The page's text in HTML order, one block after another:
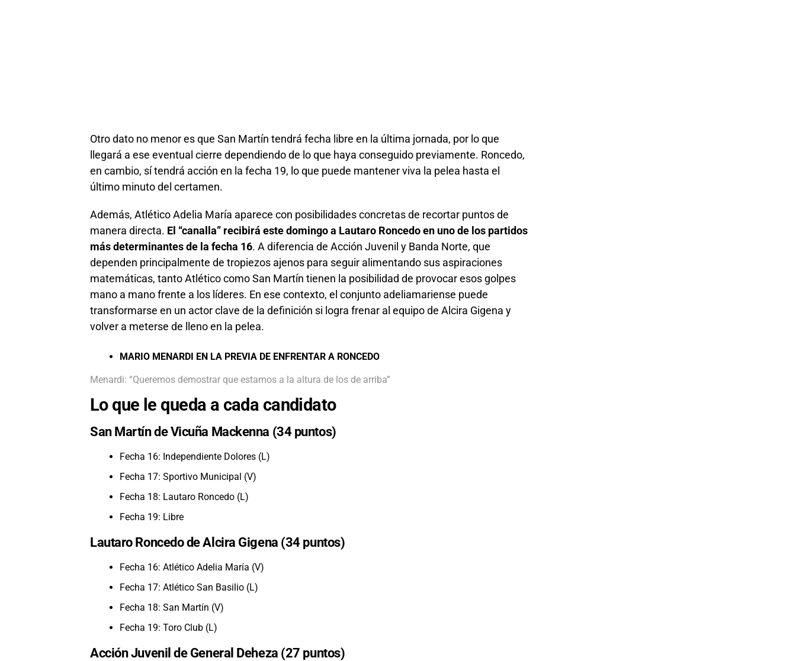
Otro dato no menor es que San Martín tendrá fecha libre en la última jornada, por lo que
llegará a ese eventual cierre dependiendo de lo que haya conseguido previamente. Roncedo,
en cambio, sí tendrá acción en la fecha 19, lo que puede mantener viva la pelea hasta el
último minuto del certamen.
Además, Atlético Adelia María aparece con posibilidades concretas de recortar puntos de
manera directa. El “canalla” recibirá este domingo a Lautaro Roncedo en uno de los partidos
más determinantes de la fecha 16. A diferencia de Acción Juvenil y Banda Norte, que
dependen principalmente de tropiezos ajenos para seguir alimentando sus aspiraciones
matemáticas, tanto Atlético como San Martín tienen la posibilidad de provocar esos golpes
mano a mano frente a los líderes. En ese contexto, el conjunto adeliamariense puede
transformarse en un actor clave de la definición si logra frenar al equipo de Alcira Gigena y
volver a meterse de lleno en la pelea.
MARIO MENARDI EN LA PREVIA DE ENFRENTAR A RONCEDO
Menardi: “Queremos demostrar que estamos a la altura de los de arriba”
Lo que le queda a cada candidato
San Martín de Vicuña Mackenna (34 puntos)
Fecha 16: Independiente Dolores (L)
Fecha 17: Sportivo Municipal (V)
Fecha 18: Lautaro Roncedo (L)
Fecha 19: Libre
Lautaro Roncedo de Alcira Gigena (34 puntos)
Fecha 16: Atlético Adelia María (V)
Fecha 17: Atlético San Basilio (L)
Fecha 18: San Martín (V)
Fecha 19: Toro Club (L)
Acción Juvenil de General Deheza (27 puntos)